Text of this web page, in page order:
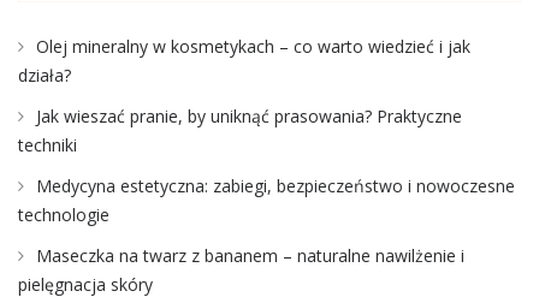
Olej mineralny w kosmetykach – co warto wiedzieć i jak
działa?
Jak wieszać pranie, by uniknąć prasowania? Praktyczne
techniki
Medycyna estetyczna: zabiegi, bezpieczeństwo i nowoczesne
technologie
Maseczka na twarz z bananem – naturalne nawilżenie i
pielęgnacja skóry